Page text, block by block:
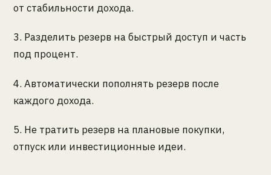
от стабильности дохода.
3. Разделить резерв на быстрый доступ и часть
под процент.
4. Автоматически пополнять резерв после
каждого дохода.
5. Не тратить резерв на плановые покупки,
отпуск или инвестиционные идеи.